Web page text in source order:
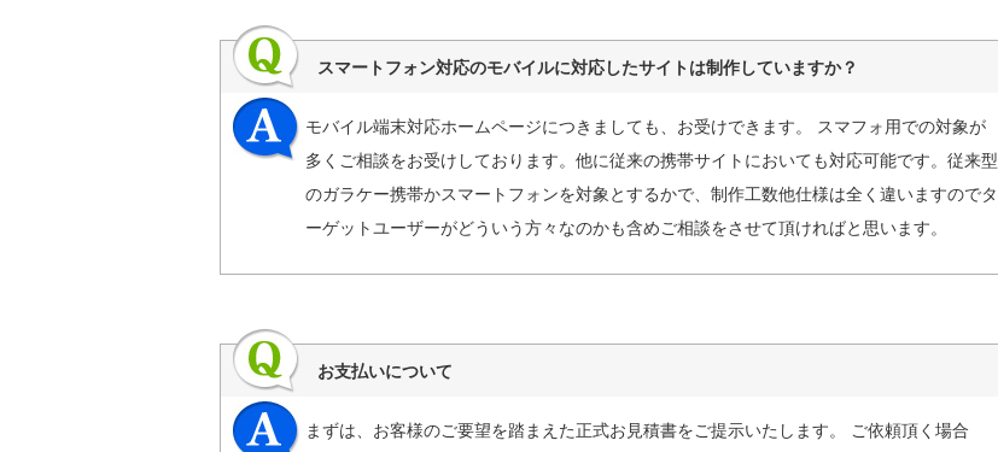
スマートフォン対応のモバイルに対応したサイトは制作していますか？
モバイル端末対応ホームページにつきましても、お受けできます。 スマフォ用での対象が
多くご相談をお受けしております。他に従来の携帯サイトにおいても対応可能です。従来型
のガラケー携帯かスマートフォンを対象とするかで、制作工数他仕様は全く違いますのでタ
ーゲットユーザーがどういう方々なのかも含めご相談をさせて頂ければと思います。
お支払いについて
まずは、お客様のご要望を踏まえた正式お見積書をご提示いたします。 ご依頼頂く場合